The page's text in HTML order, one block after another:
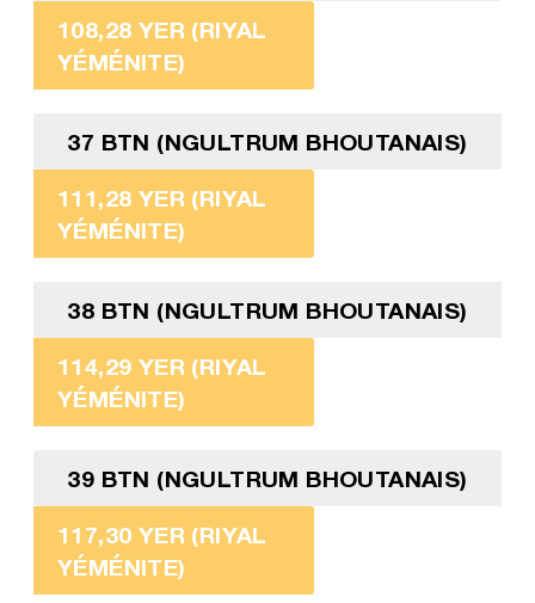
108,28 YER (RIYAL
YÉMÉNITE)
37 BTN (NGULTRUM BHOUTANAIS)
111,28 YER (RIYAL
YÉMÉNITE)
38 BTN (NGULTRUM BHOUTANAIS)
114,29 YER (RIYAL
YÉMÉNITE)
39 BTN (NGULTRUM BHOUTANAIS)
117,30 YER (RIYAL
YÉMÉNITE)